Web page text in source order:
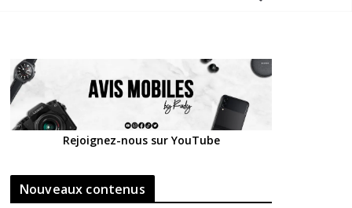
Rejoignez-nous sur YouTube
Nouveaux contenus